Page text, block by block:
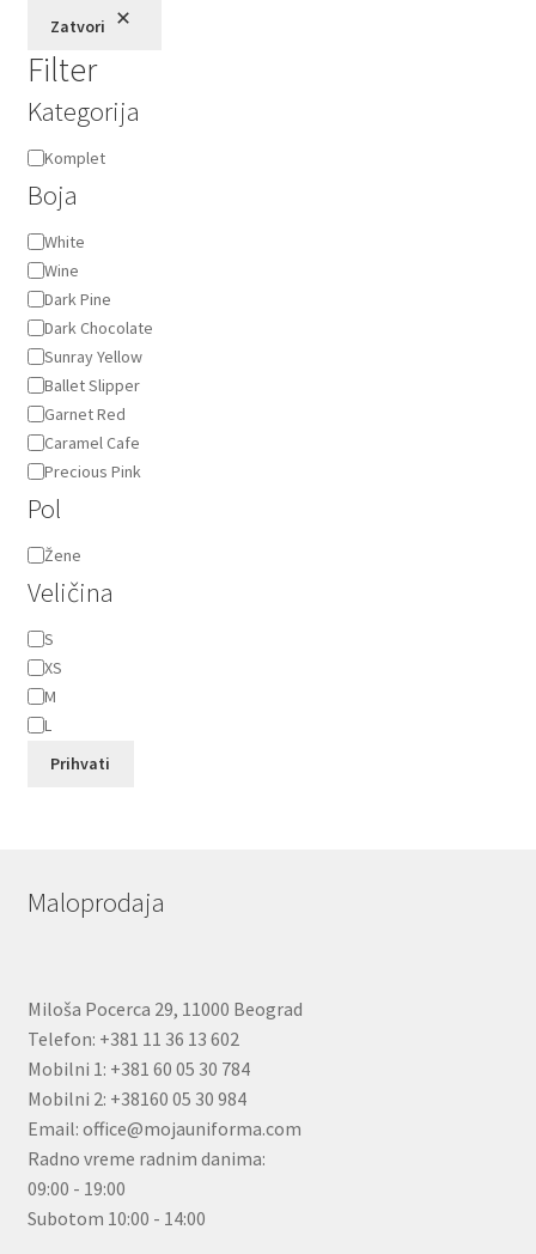
Zatvori
Filter
Kategorija
Kategorija
Komplet
Boja
BojaWhite
Wine
Dark Pine
Dark Chocolate
Sunray Yellow
Ballet Slipper
Garnet Red
Caramel Cafe
Precious Pink
Pol
PolŽene
Veličina
Veličina
S
XS
M
L
Prihvati
Maloprodaja
Miloša Pocerca 29, 11000 Beograd
Telefon: +381 11 36 13 602
Mobilni 1: +381 60 05 30 784
Mobilni 2: +38160 05 30 984
Email: office@mojauniforma.com
Radno vreme radnim danima:
09:00 - 19:00
Subotom 10:00 - 14:00